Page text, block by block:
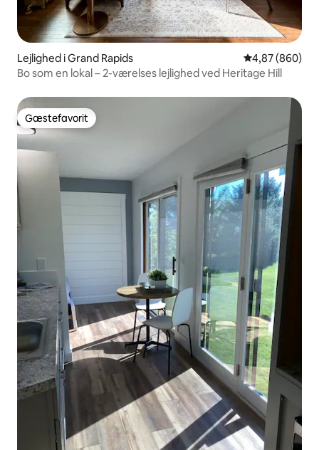
Lejlighed i Grand Rapids 4,87 ud af 5 i
4,87 (860)
Bo som en lokal – 2-værelses lejlighed ved Heritage Hill
Gæstefavorit
Gæstefavorit